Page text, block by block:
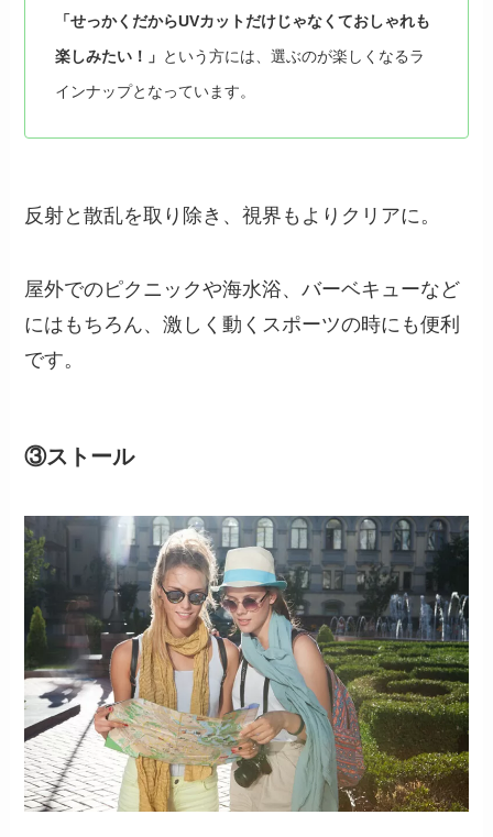
「せっかくだからUVカットだけじゃなくておしゃれも
楽しみたい！」 という方には、選ぶのが楽しくなるラ
インナップとなっています。
反射と散乱を取り除き、視界もよりクリアに。
屋外でのピクニックや海水浴、バーベキューなど
にはもちろん、激しく動くスポーツの時にも便利
です。
③ストール